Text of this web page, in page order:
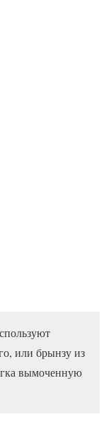
или брынзу из
вымоченную